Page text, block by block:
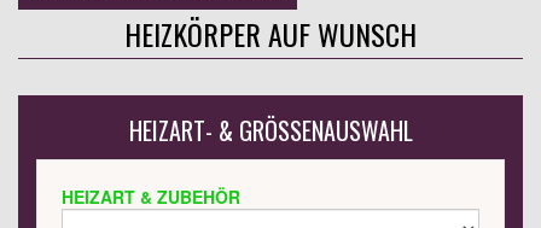
HEIZKÖRPER AUF WUNSCH
HEIZART- & GRÖSSENAUSWAHL
HEIZART & ZUBEHÖR